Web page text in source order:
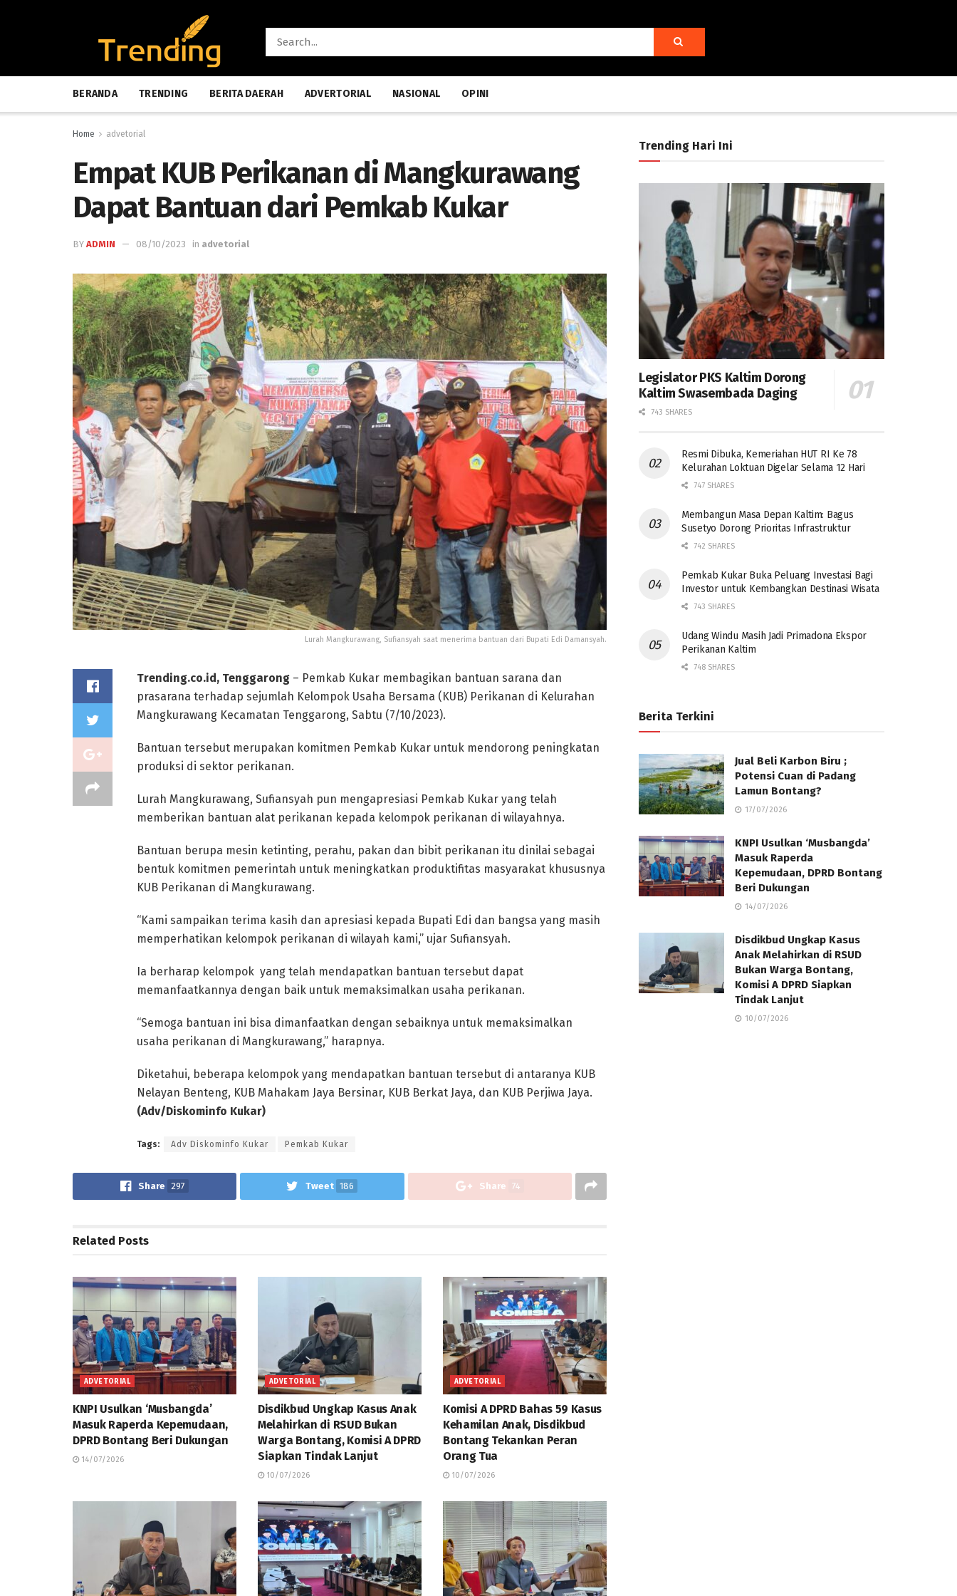
BERANDA TRENDING BERITA DAERAH ADVERTORIAL NASIONAL OPINI
Home advetorial
Empat KUB Perikanan di Mangkurawang
Dapat Bantuan dari Pemkab Kukar
BY ADMIN 08/10/2023 in advetorial
Lurah Mangkurawang, Sufiansyah saat menerima bantuan dari Bupati Edi Damansyah.
Trending.co.id, Tenggarong – Pemkab Kukar membagikan bantuan sarana dan
prasarana terhadap sejumlah Kelompok Usaha Bersama (KUB) Perikanan di Kelurahan
Mangkurawang Kecamatan Tenggarong, Sabtu (7/10/2023).
Bantuan tersebut merupakan komitmen Pemkab Kukar untuk mendorong peningkatan
produksi di sektor perikanan.
Lurah Mangkurawang, Sufiansyah pun mengapresiasi Pemkab Kukar yang telah
memberikan bantuan alat perikanan kepada kelompok perikanan di wilayahnya.
Bantuan berupa mesin ketinting, perahu, pakan dan bibit perikanan itu dinilai sebagai
bentuk komitmen pemerintah untuk meningkatkan produktifitas masyarakat khususnya
KUB Perikanan di Mangkurawang.
“Kami sampaikan terima kasih dan apresiasi kepada Bupati Edi dan bangsa yang masih
memperhatikan kelompok perikanan di wilayah kami,” ujar Sufiansyah.
Ia berharap kelompok yang telah mendapatkan bantuan tersebut dapat
memanfaatkannya dengan baik untuk memaksimalkan usaha perikanan.
“Semoga bantuan ini bisa dimanfaatkan dengan sebaiknya untuk memaksimalkan
usaha perikanan di Mangkurawang,” harapnya.
Diketahui, beberapa kelompok yang mendapatkan bantuan tersebut di antaranya KUB
Nelayan Benteng, KUB Mahakam Jaya Bersinar, KUB Berkat Jaya, dan KUB Perjiwa Jaya.
(Adv/Diskominfo Kukar)
Tags: Adv Diskominfo Kukar Pemkab Kukar
Share 297 Tweet 186 Share 74
Related Posts
ADVETORIAL
KNPI Usulkan ‘Musbangda’
Masuk Raperda Kepemudaan,
DPRD Bontang Beri Dukungan
14/07/2026
ADVETORIAL
Disdikbud Ungkap Kasus Anak
Melahirkan di RSUD Bukan
Warga Bontang, Komisi A DPRD
Siapkan Tindak Lanjut
10/07/2026
ADVETORIAL
Komisi A DPRD Bahas 59 Kasus
Kehamilan Anak, Disdikbud
Bontang Tekankan Peran
Orang Tua
10/07/2026
Trending Hari Ini
Legislator PKS Kaltim Dorong
Kaltim Swasembada Daging
743 SHARES
Resmi Dibuka, Kemeriahan HUT RI Ke 78
Kelurahan Loktuan Digelar Selama 12 Hari
747 SHARES
Membangun Masa Depan Kaltim: Bagus
Susetyo Dorong Prioritas Infrastruktur
742 SHARES
Pemkab Kukar Buka Peluang Investasi Bagi
Investor untuk Kembangkan Destinasi Wisata
743 SHARES
Udang Windu Masih Jadi Primadona Ekspor
Perikanan Kaltim
748 SHARES
Berita Terkini
Jual Beli Karbon Biru ;
Potensi Cuan di Padang
Lamun Bontang?
17/07/2026
KNPI Usulkan ‘Musbangda’
Masuk Raperda
Kepemudaan, DPRD Bontang
Beri Dukungan
14/07/2026
Disdikbud Ungkap Kasus
Anak Melahirkan di RSUD
Bukan Warga Bontang,
Komisi A DPRD Siapkan
Tindak Lanjut
10/07/2026